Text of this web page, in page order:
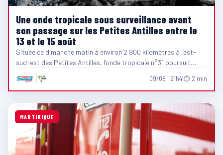
Une onde tropicale sous surveillance avant
son passage sur les Petites Antilles entre le
13 et le 15 août
Située ce dimanche matin à environ 2 900 kilomètres à l’est-
sud-est des Petites Antilles, l’onde tropicale n°31 poursuit…
09/08 · 21h41⏱ 2 min
MARTINIQUE